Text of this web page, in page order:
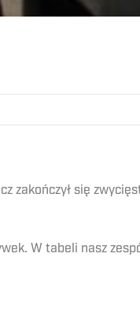
zakończył się
W tabeli nasz